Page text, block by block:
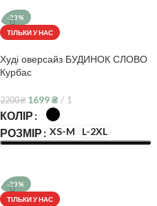
-23%
ТІЛЬКИ У НАС
Худі оверсайз БУДИНОК СЛОВО
Курбас
2200₴ 1699₴ 1
КОЛІР
РОЗМІР
XS-M L-2XL
-23%
ТІЛЬКИ У НАС